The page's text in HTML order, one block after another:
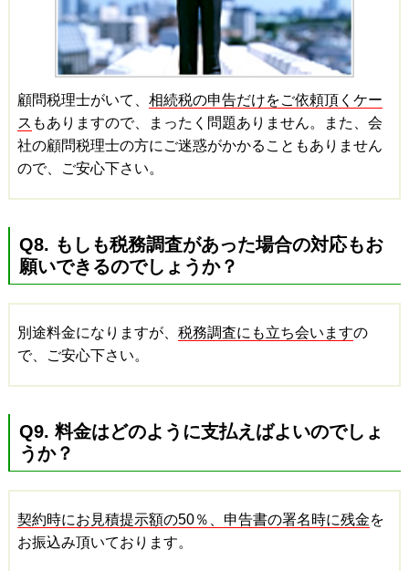
顧問税理士がいて、相続税の申告だけをご依頼頂くケー
ス もありますので、まったく問題ありません。また、会
社の顧問税理士の方にご迷惑がかかることもありません
ので、ご安心下さい。
Q8. もしも税務調査があった場合の対応もお
願いできるのでしょうか？
別途料金になりますが、税務調査にも立ち会いますの
で、ご安心下さい。
Q9. 料金はどのように支払えばよいのでしょ
うか？
契約時にお見積提示額の50％、申告書の署名時に残金を
お振込み頂いております。